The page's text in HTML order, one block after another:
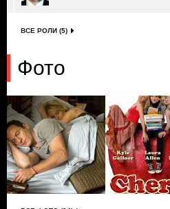
ВСЕ РОЛИ (5)
Фото